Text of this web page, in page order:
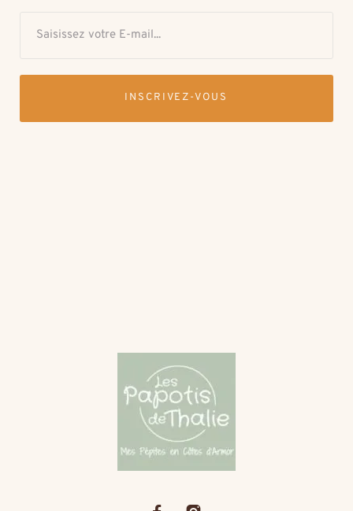
INSCRIVEZ-VOUS